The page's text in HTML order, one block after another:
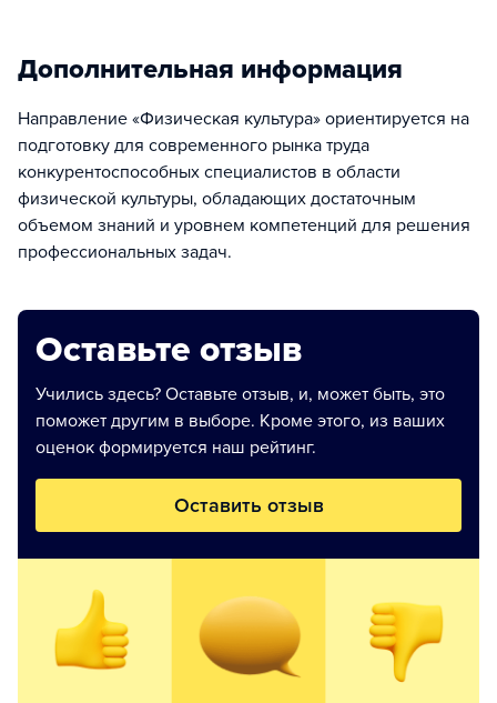
Дополнительная информация
Направление «Физическая культура» ориентируется на
подготовку для современного рынка труда
конкурентоспособных специалистов в области
физической культуры, обладающих достаточным
объемом знаний и уровнем компетенций для решения
профессиональных задач.
Оставьте отзыв
Учились здесь? Оставьте отзыв, и, может быть, это
поможет другим в выборе. Кроме этого, из ваших
оценок формируется наш рейтинг.
Оставить отзыв